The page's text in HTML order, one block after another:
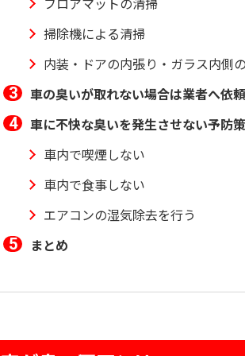
掃除機による清掃
内装・ドアの内張り・ガラス内側
車の臭いが取れない場合は業者へ依
車に不快な臭いを発生させない予防策
車内で喫煙しない
車内で食事しない
エアコンの湿気除去を行う
まとめ